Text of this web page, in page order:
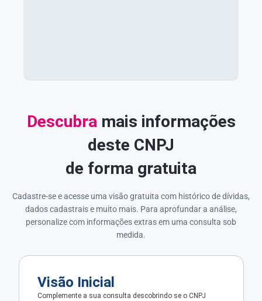
Descubra mais informações
deste CNPJ
de forma gratuita
Cadastre-se e acesse uma visão gratuita com histórico de dívidas,
dados cadastrais e muito mais. Para aprofundar a análise,
personalize com informações extras em uma consulta sob
medida.
Visão Inicial
Complemente a sua consulta descobrindo se o CNPJ